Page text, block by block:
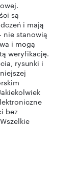
są
i mają
nie stanowią
i mogą
weryfikację.
rysunki i
bez